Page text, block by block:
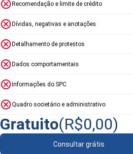
Recomendação e limite de crédito
Dívidas, negativas e anotações
Detalhamento de protestos
Dados comportamentais
Informações do SPC
Quadro societário e administrativo
Gratuito(R$0,00)
Consultar grátis